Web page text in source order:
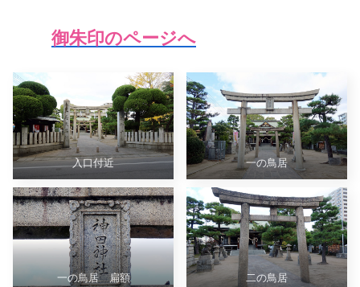
御朱印のページへ
入口付近 一の鳥居
一の鳥居 扁額 二の鳥居